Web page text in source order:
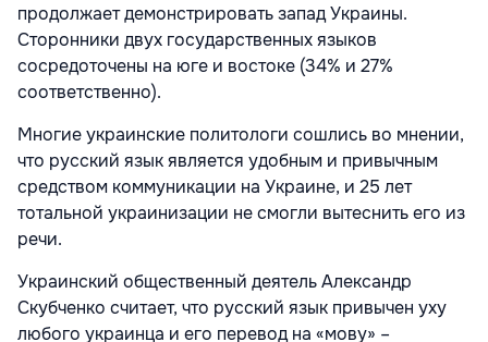
продолжает демонстрировать запад Украины.
Сторонники двух государственных языков
сосредоточены на юге и востоке (34% и 27%
соответственно).
Многие украинские политологи сошлись во мнении,
что русский язык является удобным и привычным
средством коммуникации на Украине, и 25 лет
тотальной украинизации не смогли вытеснить его из
речи.
Украинский общественный деятель Александр
Скубченко считает, что русский язык привычен уху
любого украинца и его перевод на «мову» –